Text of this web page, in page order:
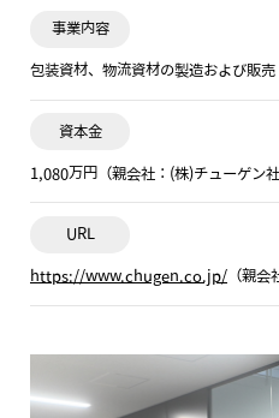
事業内容
包装資材、物流資材の製造および販売
資本金
1,080万円（親会社：(株)チューゲン
URL
https://www.chugen.co.jp/ （親会